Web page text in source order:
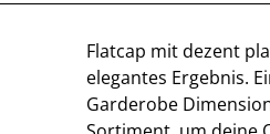
Flatcap mit dezent
elegantes Ergebnis.
Garderobe